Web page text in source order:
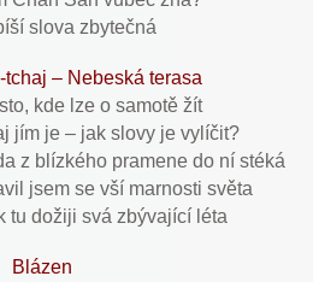
slova zbytečná
tchaj – Nebeská terasa
kde lze o samotě žít
jím je – jak slovy je vylíčit?
z blízkého pramene do ní stéká
jsem se vší marnosti světa
tu dožiji svá zbývající léta
Blázen